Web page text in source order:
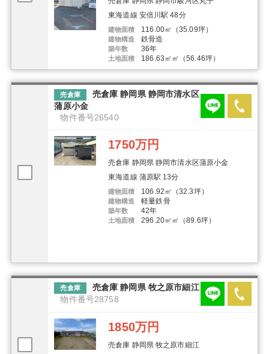
東海道線 安倍川駅 48分
建物面積 116.00㎡（35.09坪）
建物構造 鉄骨造
築年数 36年
土地面積 186.63㎡㎡（56.46坪）
売倉庫
売倉庫 静岡県 静岡市清水区
蒲原小金
物件番号26540
1750万円
売倉庫 静岡県 静岡市清水区蒲原小金
東海道線 蒲原駅 13分
建物面積 106.92㎡（32.3坪）
建物構造 軽量鉄骨
築年数 42年
土地面積 296.20㎡㎡（89.6坪）
売倉庫
売倉庫 静岡県 牧之原市細江
物件番号28758
1850万円
売倉庫 静岡県 牧之原市細江